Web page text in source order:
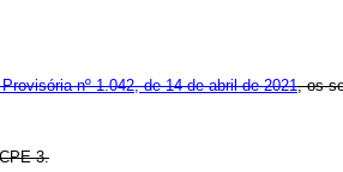
nº 1.042, de 14 de abril de 2021, os
3.